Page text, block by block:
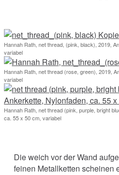
Hannah Rath, net thread, (pink, black), 2019,
variabel
Hannah Rath, net thread (rose, green), 2019,
variabel
Hannah Rath, net thread (pink, purple, bright
ca. 55 x 50 cm, variabel
Die weich vor der Wand
feinen Metallketten scheinen